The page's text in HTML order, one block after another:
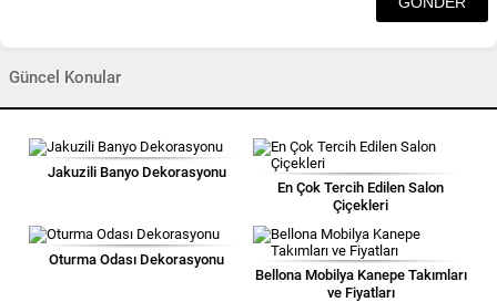
Güncel Konular
Jakuzili Banyo Dekorasyonu
En Çok Tercih Edilen Salon
Çiçekleri
Oturma Odası Dekorasyonu
Bellona Mobilya Kanepe Takımları
ve Fiyatları